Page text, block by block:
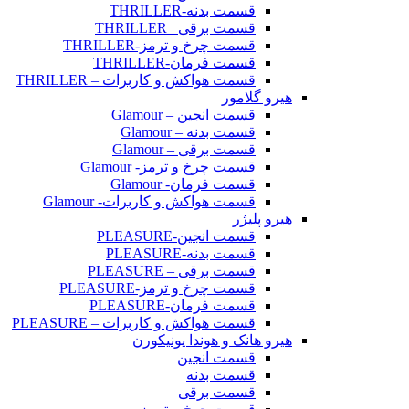
قسمت بدنه-THRILLER
قسمت برقی _THRILLER
قسمت چرخ و ترمز-THRILLER
قسمت فرمان-THRILLER
قسمت هواکش و کاربرات – THRILLER
هیرو گلامور
قسمت انجین – Glamour
قسمت بدنه – Glamour
قسمت برقی – Glamour
قسمت چرخ و ترمز- Glamour
قسمت فرمان- Glamour
قسمت هواکش و کاربرات- Glamour
هیرو پلیژر
قسمت انجین-PLEASURE
قسمت بدنه-PLEASURE
قسمت برقی – PLEASURE
قسمت چرخ و ترمز-PLEASURE
قسمت فرمان-PLEASURE
قسمت هواکش و کاربرات – PLEASURE
هیرو هانک و هوندا یونیکورن
قسمت انجین
قسمت بدنه
قسمت برقی